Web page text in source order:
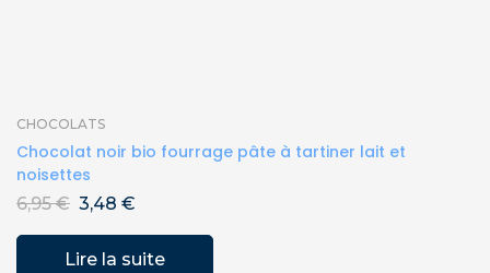
CHOCOLATS
Chocolat noir bio fourrage pâte à tartiner lait et
noisettes
6,95€ 3,48 €
Lire la suite